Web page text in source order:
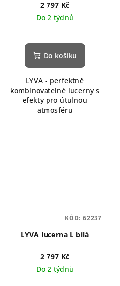
2 797 Kč
Do 2 týdnů
Do košíku
LYVA - perfektně
kombinovatelné lucerny s
efekty pro útulnou
atmosféru
LYVA lucerna L bílá
2 797 Kč
Do 2 týdnů
KÓD: 62237